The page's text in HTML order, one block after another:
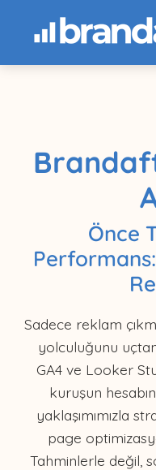
Önce
Sadece reklam
yolculuğunu
GA4 ve Looker
kuruşun
yaklaşımımızla
page
Tahminlerle değil,